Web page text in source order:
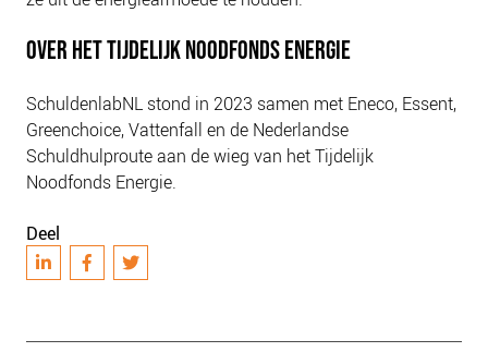
OVER HET TIJDELIJK NOODFONDS ENERGIE
SchuldenlabNL stond in 2023 samen met Eneco, Essent,
Greenchoice, Vattenfall en de Nederlandse
Schuldhulproute aan de wieg van het Tijdelijk
Noodfonds Energie.
Deel